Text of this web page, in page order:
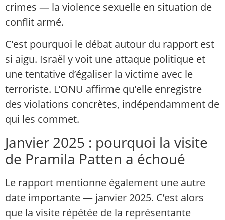
crimes — la violence sexuelle en situation de
conflit armé.
C’est pourquoi le débat autour du rapport est
si aigu. Israël y voit une attaque politique et
une tentative d’égaliser la victime avec le
terroriste. L’ONU affirme qu’elle enregistre
des violations concrètes, indépendamment de
qui les commet.
Janvier 2025 : pourquoi la visite
de Pramila Patten a échoué
Le rapport mentionne également une autre
date importante — janvier 2025. C’est alors
que la visite répétée de la représentante